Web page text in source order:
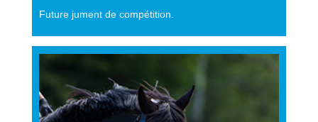
Future jument de compétition.